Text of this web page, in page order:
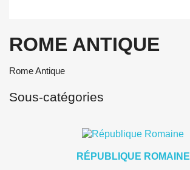
ROME ANTIQUE
Rome Antique
Sous-catégories
RÉPUBLIQUE ROMAINE